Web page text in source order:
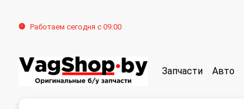
Работаем сегодня с 09:00
Запчасти Авто